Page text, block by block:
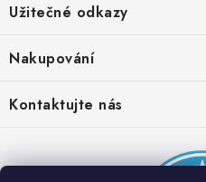
p
a
Užitečné odkazy
Obchodní podmínky
Provizní systém
Partner stránek: Super plecháček
Nakupování
Časté otázky
Podmínky akce 2 + 1 zdarma
Kontaktujte nás